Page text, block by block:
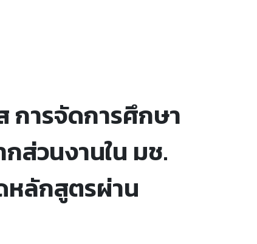
การจัดการศึกษา
ส่วนงานใน มช.
หลักสูตรผ่าน